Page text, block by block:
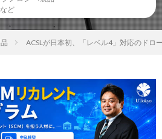
ど
ACSLが日本初、「レベル4」対応のドロ